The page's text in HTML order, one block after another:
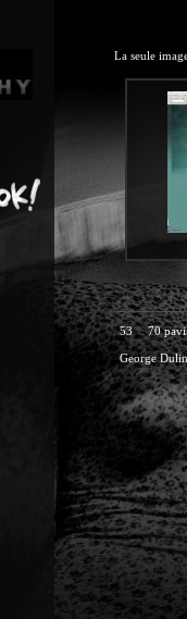
La seule
53 70
George